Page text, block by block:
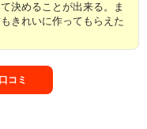
決めることが出来る。ま
きれいに作ってもらえた
口コミ